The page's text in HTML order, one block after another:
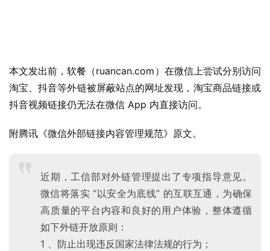
本文发出前，软餐（ruancan.com）在微信上尝试分别访问
淘宝、抖音等外链被屏蔽站点的网址发现，淘宝商品链接或
抖音视频链接仍无法在微信 App 内直接访问。
附腾讯《微信外部链接内容管理规范》原文。
近期，工信部对外链管理提出了专项指导意见。
微信将落实 “以安全为底线” 的互联互通，为确保
高质量的平台内容和良好的用户体验，整体遵循
如下外链开放原则：
1 、防止出现违反国家法律法规的行为；